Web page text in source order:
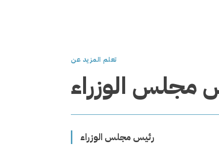
تعلم المزيد عن
مجلس الوزراء
رئيس مجلس الوزراء